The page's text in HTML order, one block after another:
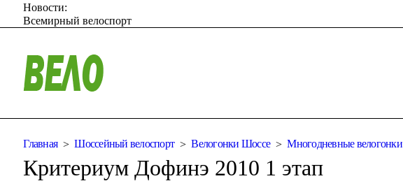
Новости:
Всемирный велоспорт
Главная Шоссейный велоспорт Велогонки Шоссе Многодневные велогонки
Критериум Дофинэ 2010 1 этап